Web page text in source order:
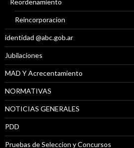
Reincorporacion
identidad @abc.gob.ar
Jubilaciones
MAD Y Acrecentamiento
NORMATIVAS
NOTICIAS GENERALES
PDD
Pruebas de Seleccion y Concursos